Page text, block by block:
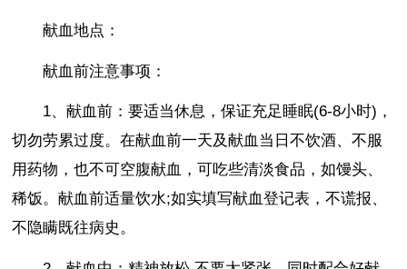
献血地点：
献血前注意事项：
1、献血前：要适当休息，保证充足睡眠(6-8小时)，
切勿劳累过度。在献血前一天及献血当日不饮酒、不服
用药物，也不可空腹献血，可吃些清淡食品，如馒头、
稀饭。献血前适量饮水;如实填写献血登记表，不谎报、
不隐瞒既往病史。